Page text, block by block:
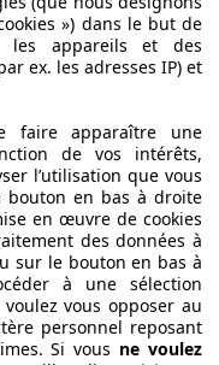
») dans le but de
les appareils et des
ex. les adresses IP) et
faire apparaître une
de vos intérêts,
l’utilisation que vous
bouton en bas à droite
en œuvre de cookies
des données à
sur le bouton en bas à
à une sélection
vous opposer au
personnel reposant
Si vous ne voulez